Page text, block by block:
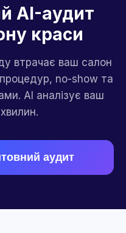
AI-аудит
краси
втрачає ваш салон
no-show та
AI аналізує ваш
аудит